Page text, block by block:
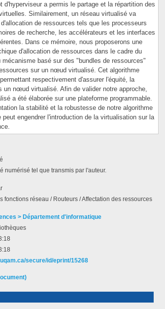
a permis le partage et la répartition des
Similairement, un réseau virtualisé va
de ressources tels que les processeurs
de recherche, les accélérateurs et les interfaces
Dans ce mémoire, nous proposerons une
d'allocation de ressources dans le cadre du
basé sur des "bundles de ressources"
sur un nœud virtualisé. Cet algorithme
respectivement d'assurer l'équité, la
nœud virtualisé. Afin de valider notre approche,
a été élaborée sur une plateforme programmable.
la stabilité et la robustesse de notre algorithme
engendrer l'introduction de la virtualisation sur la
numérisé tel que transmis par l'auteur.
fonctions réseau / Routeurs / Affectation des ressources
> Département d'informatique
secure/id/eprint/15268